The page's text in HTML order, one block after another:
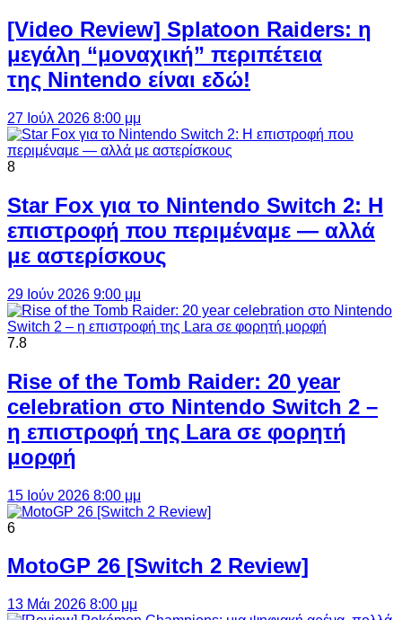
[Video Review] Splatoon Raiders: η
μεγάλη “μοναχική” περιπέτεια
της Nintendo είναι εδώ!
27 Ιούλ 2026 8:00 μμ
8
Star Fox για το Nintendo Switch 2: Η
επιστροφή που περιμέναμε — αλλά
με αστερίσκους
29 Ιούν 2026 9:00 μμ
7.8
Rise of the Tomb Raider: 20 year
celebration στο Nintendo Switch 2 –
η επιστροφή της Lara σε φορητή
μορφή
15 Ιούν 2026 8:00 μμ
6
MotoGP 26 [Switch 2 Review]
13 Μάι 2026 8:00 μμ